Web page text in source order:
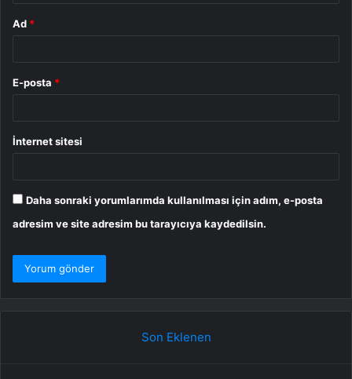
Ad *
E-posta *
İnternet sitesi
Daha sonraki yorumlarımda kullanılması için adım, e-posta
adresim ve site adresim bu tarayıcıya kaydedilsin.
Son Eklenen